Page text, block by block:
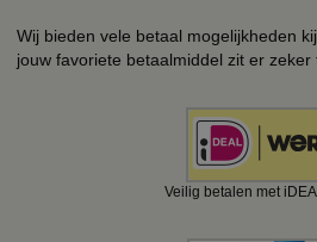
Wij bieden vele betaal mogelijkheden
jouw favoriete betaalmiddel zit er zeker
Veilig betalen met